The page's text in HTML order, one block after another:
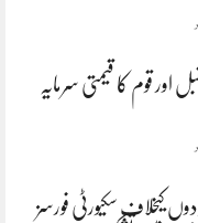
اور قوم کا قیمتی سرمایہ
کیخلاف سکیورٹی فورسز